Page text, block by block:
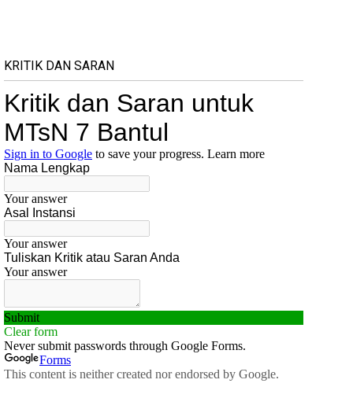
KRITIK DAN SARAN